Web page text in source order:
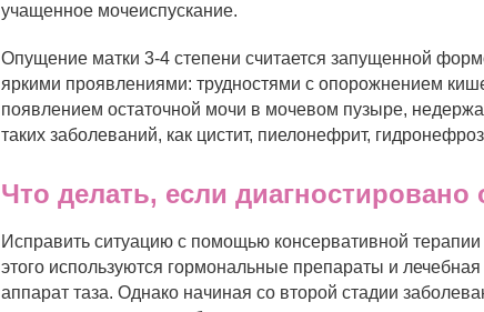
учащенное мочеиспускание.
Опущение матки 3-4 степени считается запущенной
яркими проявлениями: трудностями с опорожнением
появлением остаточной мочи в мочевом пузыре,
таких заболеваний, как цистит, пиелонефрит,
Что делать, если диагностировано
Исправить ситуацию с помощью консервативной
этого используются гормональные препараты и
аппарат таза. Однако начиная со второй стадии